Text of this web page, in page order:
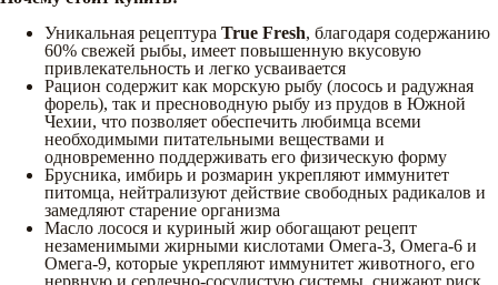
Уникальная рецептура True Fresh, благодаря содержанию
60% свежей рыбы, имеет повышенную вкусовую
привлекательность и легко усваивается
Рацион содержит как морскую рыбу (лосось и радужная
форель), так и пресноводную рыбу из прудов в Южной
Чехии, что позволяет обеспечить любимца всеми
необходимыми питательными веществами и
одновременно поддерживать его физическую форму
Брусника, имбирь и розмарин укрепляют иммунитет
питомца, нейтрализуют действие свободных радикалов и
замедляют старение организма
Масло лосося и куриный жир обогащают рецепт
незаменимыми жирными кислотами Омега-3, Омега-6 и
Омега-9, которые укрепляют иммунитет животного, его
нервную и сердечно-сосудистую системы, снижают риск